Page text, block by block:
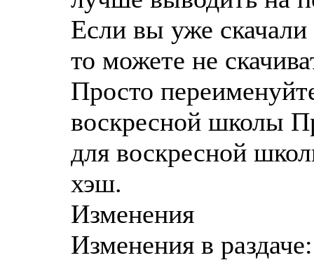
Если вы уже
то можете не
Просто
воскресной школы
для воскресной
хэш.
Изменения
Изменения в раздаче: